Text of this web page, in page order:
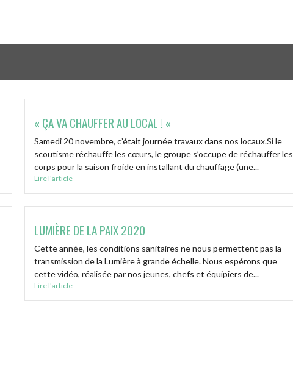
« ÇA VA CHAUFFER AU LOCAL ! «
Samedi 20 novembre, c’était journée travaux dans nos locaux.Si le
scoutisme réchauffe les cœurs, le groupe s’occupe de réchauffer les
corps pour la saison froide en installant du chauffage (une...
Lire l'article
LUMIÈRE DE LA PAIX 2020
Cette année, les conditions sanitaires ne nous permettent pas la
transmission de la Lumière à grande échelle. Nous espérons que
cette vidéo, réalisée par nos jeunes, chefs et équipiers de...
Lire l'article